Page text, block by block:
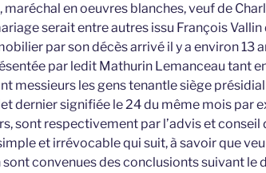
maréchal en oeuvres blanches, veuf de
serait entre autres issu François
par son décès arrivé il y a environ 13
par ledit Mathurin Lemanceau tant
messieurs les gens tenantle siège
dernier signifiée le 24 du même mois par
sont respectivement par l’advis et conseil
et irrévocable qui suit, à savoir que
convenues des conclusionts suivant le